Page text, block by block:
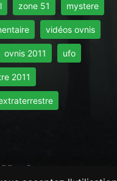
zone 51 mystere
vidéos ovnis
ovnis 2011 ufo
2011
Contact